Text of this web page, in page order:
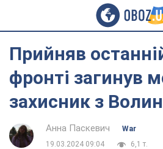
Прийняв
фронті загинув
захисник з
Анна Паскевич
War
19.03.2024 09:04
6,1 т.